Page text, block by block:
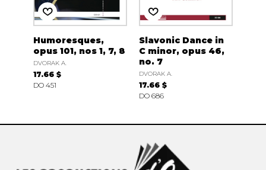
Humoresques,
opus 101, nos 1, 7, 8
DVORAK A.
17.66 $
DO 451
Slavonic Dance in
C minor, opus 46,
no. 7
DVORAK A.
17.66 $
DO 686